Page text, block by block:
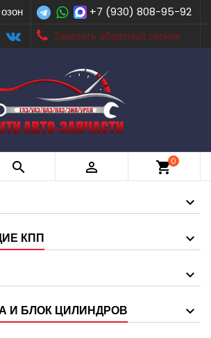
+7 (930) 808-95-92
Заказать обратный звонок
  shopping_cart0
КПП
И БЛОК ЦИЛИНДРОВ